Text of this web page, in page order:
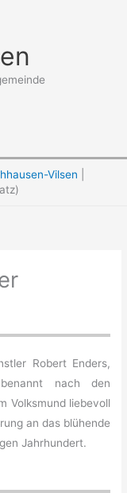
Vilsen
Robert Enders,
nach den
Volksmund liebevoll
an das blühende
Jahrhundert.